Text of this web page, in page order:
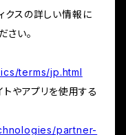
クスの詳しい情報に
さい。
terms/jp.html
やアプリを使用する
partner-